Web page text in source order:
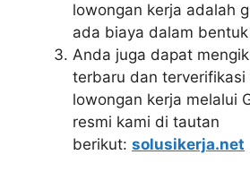
lowongan kerja adalah
ada biaya dalam
Anda juga dapat
terbaru dan terverifikasi
lowongan kerja melalui
resmi kami di tautan
berikut: solusikerja.net